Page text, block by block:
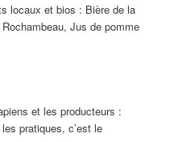
locaux et bios : Bière de la
Jus de pomme
et les producteurs :
pratiques, c’est le